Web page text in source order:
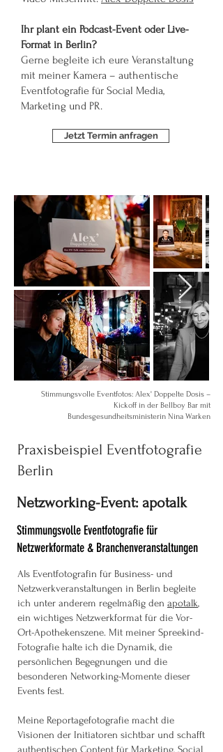
Ihr plant ein Podcast-Event oder Live-
Format in Berlin?
Gerne begleite ich eure Veranstaltung
mit meiner Kamera – authentische
Eventfotografie für Social Media,
Marketing und PR.
Jetzt Termin anfragen
Stimmungsvolle Eventfotos: Alex' Doppelte Dosis –
Kickoff in der Bellboy Bar mit
Bundesgesundheitsministerin Nina Warken
Praxisbeispiel Eventfotografie
Berlin
Netzworking-Event: apotalk
Stimmungsvolle Eventfotografie für
Netzwerkformate & Branchenveranstaltungen
Als Eventfotografin für Business- und
Netzwerkveranstaltungen in Berlin begleite
ich unter anderem regelmäßig den apotalk,
ein wichtiges Netzwerkformat für die Vor-
Ort-Apothekenszene. Mit meiner Spreekind-
Fotografie halte ich die Dynamik, die
persönlichen Begegnungen und die
besonderen Networking-Momente dieser
Events fest.
Meine Reportagefotografie macht die
Visionen der Initiatoren sichtbar und schafft
authentischen Content für Marketing, Social